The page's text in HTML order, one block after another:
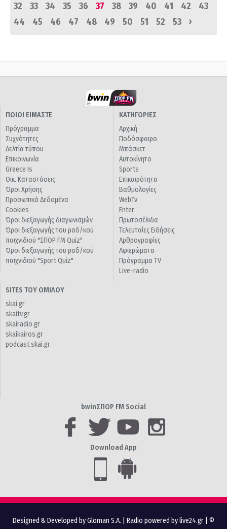
32
33 34 35 36 37 38 39 40 41 42
43
44
45 46 47 48 49 50 51 52 53 ›
ΠΟΙΟΙ ΕΙΜΑΣΤΕ
Πρόγραμμα
Συχνότητες
Δελτία τύπου
Επικοινωνία
Greece Is
Οικ. Καταστάσεις
Όροι Χρήσης
Προσωπικά Δεδομένα
Cookies
Όροι διεξαγωγής διαγωνισμών
Όροι διεξαγωγής του ραδ/κού
παιχνιδιού "ΣΠΟΡ FM Quiz"
Όροι διεξαγωγής του ραδ/κού
παιχνιδιού "Sport Quiz"
ΚΑΤΗΓΟΡΙΕΣ
Αρχική
Ποδόσφαιρο
Μπάσκετ
Αυτοκίνητο
Sports
Επικαιρότητα
Βαθμολογίες
WebTv
Enter
Πρωτοσέλιδα
Τελευταίες Ειδήσεις
Αρθρογραφίες
Αφιερώματα
Πρόγραμμα TV
Live-radio
SITES ΤΟΥ ΟΜΙΛΟΥ
skai.gr
skaitv.gr
skairadio.gr
skaikairos.gr
podcast.skai.gr
bwinΣΠΟΡ FM Social
Download App
Designed & Developed by Gloman S.A. Radio powered by live24.gr | ©